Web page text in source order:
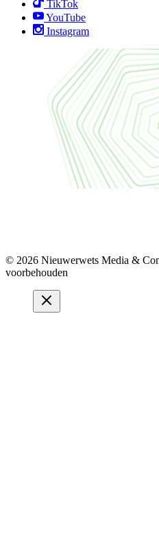
TikTok
YouTube
Instagram
© 2026 Nieuwerwets Media &
voorbehouden